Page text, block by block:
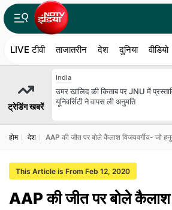
LIVE टीवी ताजातरीन देश दुनिया वीडियो
ट्रेडिंग खबरें
India
उमर खालिद की किताब पर JNU में
यूनिवर्सिटी ने वापस ली अनुमति
होम देश AAP की जीत पर बोले कैलाश विजयवर्गीय- जो
This Article is From Feb 12, 2020
AAP की जीत पर बोले कैलाश